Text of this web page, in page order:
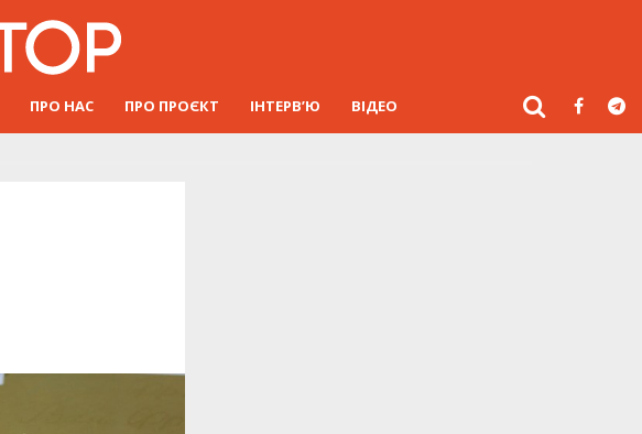
ПРО НАС ПРО ПРОЄКТ ІНТЕРВ’Ю ВІДЕО